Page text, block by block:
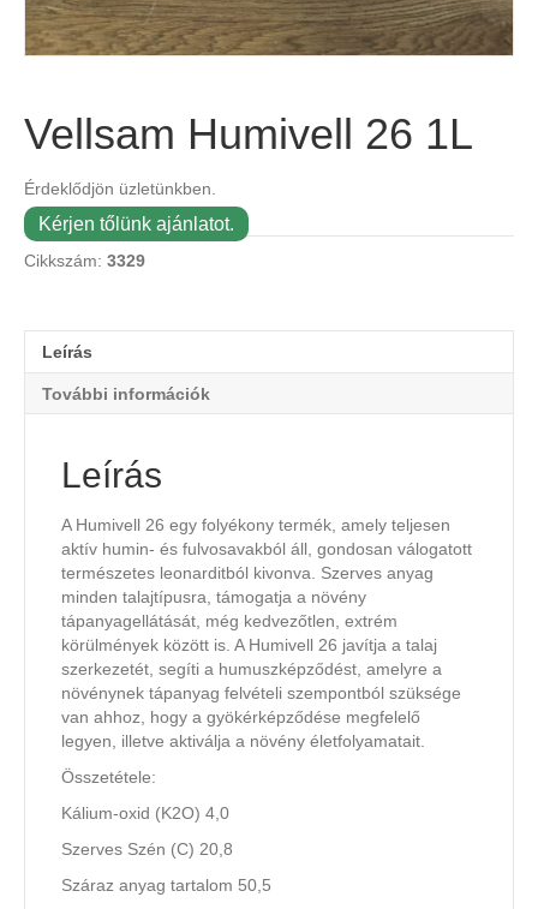
Vellsam Humivell 26 1L
Érdeklődjön üzletünkben.
Kérjen tőlünk ajánlatot.
Cikkszám: 3329
Leírás
További információk
Leírás
A Humivell 26 egy folyékony termék, amely teljesen
aktív humin- és fulvosavakból áll, gondosan válogatott
természetes leonarditból kivonva. Szerves anyag
minden talajtípusra, támogatja a növény
tápanyagellátását, még kedvezőtlen, extrém
körülmények között is. A Humivell 26 javítja a talaj
szerkezetét, segíti a humuszképződést, amelyre a
növénynek tápanyag felvételi szempontból szüksége
van ahhoz, hogy a gyökérképződése megfelelő
legyen, illetve aktiválja a növény életfolyamatait.
Összetétele:
Kálium-oxid (K2O) 4,0
Szerves Szén (C) 20,8
Száraz anyag tartalom 50,5